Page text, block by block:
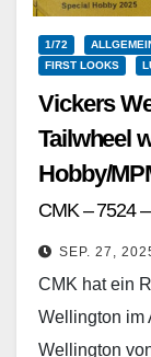
1/72
FIRST LOOKS
Vickers
Tailwheel
Hobby/
CMK – 7524
SEP. 27,
CMK hat ein
Wellington im
Wellington